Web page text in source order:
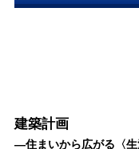
建築計画
―住まいから広がる〈